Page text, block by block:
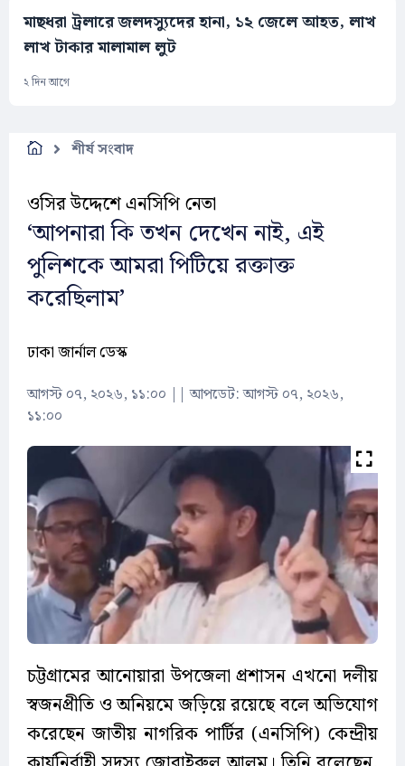
মাছধরা ট্রলারে জলদস্যুদের হানা, ১২ জেলে আহত, লাখ
লাখ টাকার মালামাল লুট
২ দিন আগে
শীর্ষ সংবাদ
ওসির উদ্দেশে এনসিপি নেতা
‘আপনারা কি তখন দেখেন নাই, এই
পুলিশকে আমরা পিটিয়ে রক্তাক্ত
করেছিলাম’
ঢাকা জার্নাল ডেস্ক
আগস্ট ০৭, ২০২৬, ১১:০০ ||আপডেট: আগস্ট ০৭, ২০২৬,
১১:০০
চট্টগ্রামের আনোয়ারা উপজেলা প্রশাসন এখনো দলীয়
স্বজনপ্রীতি ও অনিয়মে জড়িয়ে রয়েছে বলে অভিযোগ
করেছেন জাতীয় নাগরিক পার্টির (এনসিপি) কেন্দ্রীয়